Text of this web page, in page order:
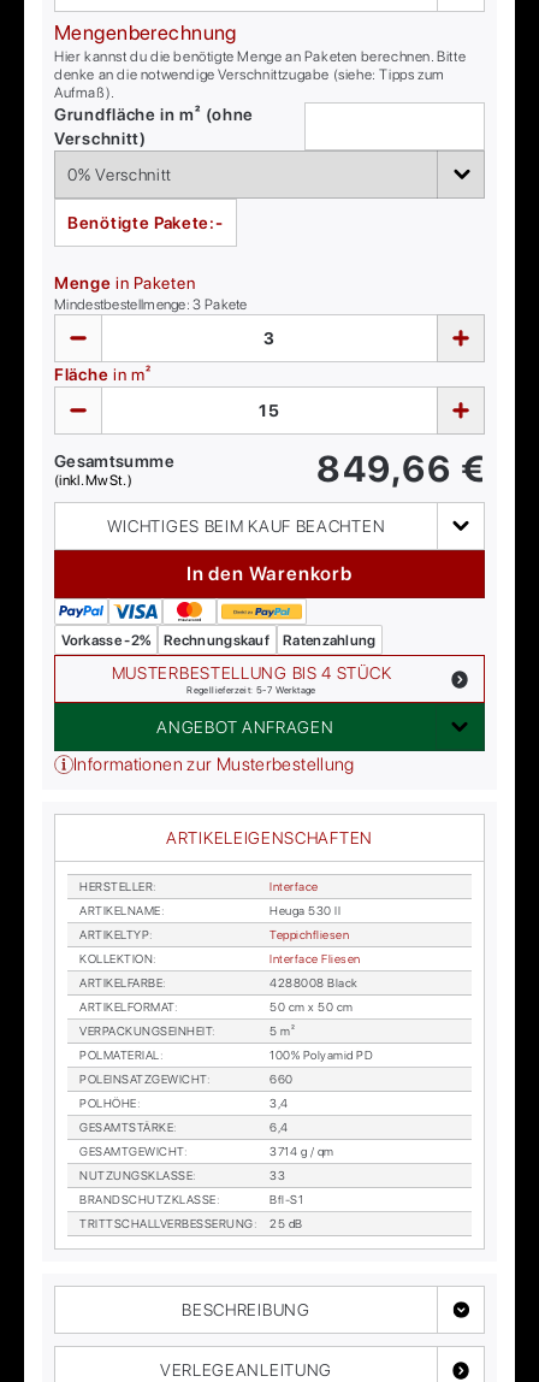
Mengenberechnung
Hier kannst du die benötigte Menge an Paketen berechnen. Bitte
denke an die notwendige Verschnittzugabe (siehe: Tipps zum
Aufmaß).
Grundfläche in m² (ohne
Verschnitt)
Benötigte Pakete:-
Menge in Paketen
Mindestbestellmenge:3 Pakete
Fläche in m²
Gesamtsumme
(inkl. MwSt.) 849,66 €
WICHTIGES BEIM KAUF BEACHTEN
In den Warenkorb
Vorkasse -2% Rechnungskauf Ratenzahlung
MUSTERBESTELLUNG BIS 4 STÜCK
Regellieferzeit: 5-7 Werktage
ANGEBOT ANFRAGEN
Informationen zur Musterbestellung
ARTIKELEIGENSCHAFTEN
HER­STEL­LER:
In­ter­face
AR­TI­KEL­NA­ME:
Heu­ga 530 II
AR­TI­KEL­TYP:
Tep­pich­flie­sen
KOL­LEK­TI­ON:
In­ter­face Flie­sen
AR­TI­KEL­FAR­BE:
4288008 Black
AR­TI­KEL­FOR­MAT:
50 cm x 50 cm
VER­PA­CKUNGS­EIN­HEIT:
5 m²
POL­MA­TE­RI­AL:
100% Po­ly­amid PD
POL­EIN­SATZ­GE­WICHT:
660
POL­HÖ­HE:
3,4
GE­SAMT­STÄR­KE:
6,4
GE­SAMT­GE­WICHT:
3714 g / qm
NUT­ZUNGS­KLAS­SE:
33
BRAND­SCHUTZ­KLAS­SE:
Bfl-S1
TRITT­SCHALL­VER­BES­SE­RUNG: 25 dB
BESCHREIBUNG
VERLEGEANLEITUNG